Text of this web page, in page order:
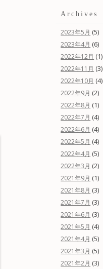
Archives
2023年5月 (5)
2023年4月 (6)
2022年12月 (1)
2022年11月 (3)
2022年10月 (4)
2022年9月 (2)
2022年8月 (1)
2022年7月 (4)
2022年6月 (4)
2022年5月 (4)
2022年4月 (5)
2022年3月 (2)
2021年9月 (1)
2021年8月 (3)
2021年7月 (3)
2021年6月 (3)
2021年5月 (4)
2021年4月 (5)
2021年3月 (5)
2021年2月 (3)